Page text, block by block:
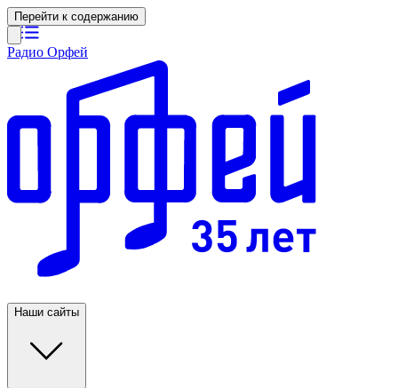
Перейти к содержанию
Радио Орфей
Наши сайты